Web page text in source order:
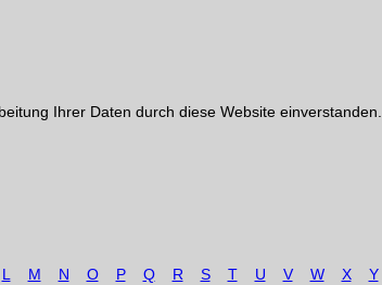
Ihrer Daten durch diese Website
L M N O P Q R S T U V W X Y